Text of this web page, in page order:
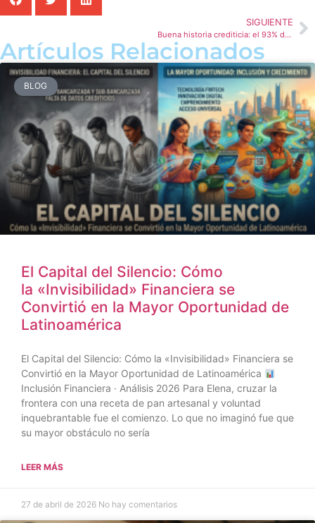
SIGUIENTE
Buena historia crediticia: el 93% de los solicitantes de crédito tienen movimientos positivos
Artículos Relacionados
BLOG
El Capital del Silencio: Cómo
la «Invisibilidad» Financiera se
Convirtió en la Mayor Oportunidad de
Latinoamérica
El Capital del Silencio: Cómo la «Invisibilidad» Financiera se
Convirtió en la Mayor Oportunidad de Latinoamérica
Inclusión Financiera · Análisis 2026 Para Elena, cruzar la
frontera con una receta de pan artesanal y voluntad
inquebrantable fue el comienzo. Lo que no imaginó fue que
su mayor obstáculo no sería
LEER MÁS
27 de abril de 2026 No hay comentarios